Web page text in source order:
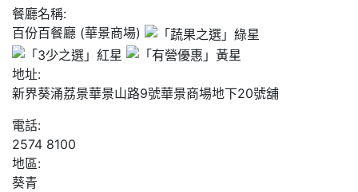
餐廳名稱:
百份百餐廳 (華景商場)
地址:
新界葵涌荔景華景山路9號華景商場地下20號舖
電話:
2574 8100
地區:
葵青